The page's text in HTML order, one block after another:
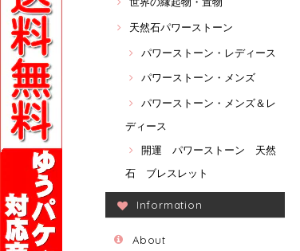
天然石パワーストーン
パワーストーン・レディース
パワーストーン・メンズ
パワーストーン・メンズ＆レ
ディース
開運 パワーストーン 天然
石 ブレスレット
Information
About